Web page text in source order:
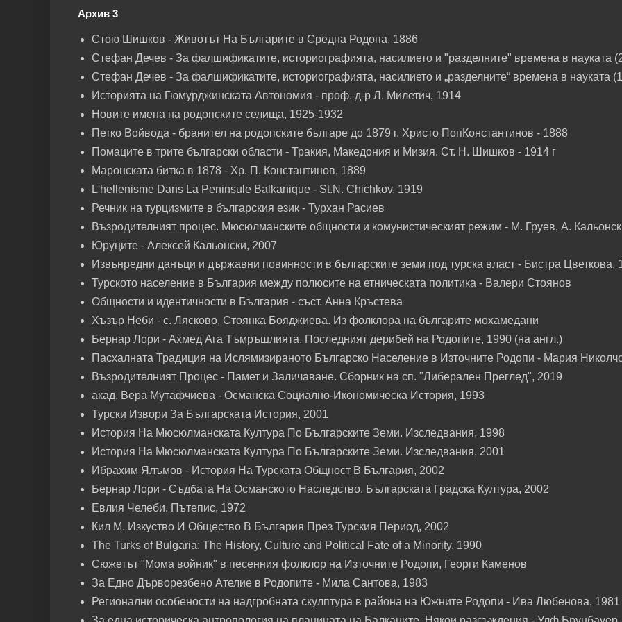
Архив 3
Стою Шишков - Животът На Българите в Средна Родопа, 1886
Стефан Дечев - За фалшификатите, историографията, насилието и "разделните" времена в науката
Стефан Дечев - За фалшификатите, историографията, насилието и „разделните“ времена в науката
Историята на Гюмурджинската Автономия - проф. д-р Л. Милетич, 1914
Новите имена на родопските селища, 1925-1932
Петко Войвода - бранител на родопските българе до 1879 г. Христо ПопКонстантинов - 1888
Помаците в трите български области - Тракия, Македония и Мизия. Ст. Н. Шишков - 1914 г
Маронската битка в 1878 - Хр. П. Константинов, 1889
L'hellenisme Dans La Peninsule Balkanique - St.N. Chichkov, 1919
Речник на турцизмите в българския език - Турхан Расиев
Възродителният процес. Мюсюлманските общности и комунистическият режим - М. Груев, А.
Юруците - Алексей Кальонски, 2007
Извънредни данъци и държавни повинности в българските земи под турска власт - Бистра Цветкова,
Турското население в България между полюсите на етническата политика - Валери Стоянов
Общности и идентичности в България - съст. Анна Кръстева
Хъзър Неби - с. Лясково, Стоянка Бояджиева. Из фолклора на българите мохамедани
Бернар Лори - Ахмед Ага Тъмръшлията. Последният дерибей на Родопите, 1990 (на англ.)
Пасхалната Традиция на Ислямизираното Българско Население в Източните Родопи - Мария
Възродителният Процес - Памет и Заличаване. Сборник на сп. "Либерален Преглед", 2019
акад. Вера Мутафчиева - Османска Социално-Икономическа История, 1993
Турски Извори За Българската История, 2001
История На Мюсюлманската Култура По Българските Земи. Изследвания, 1998
История На Мюсюлманската Култура По Българските Земи. Изследвания, 2001
Ибрахим Ялъмов - История На Турската Общност В България, 2002
Бернар Лори - Съдбата На Османското Наследство. Българската Градска Култура, 2002
Евлия Челеби. Пътепис, 1972
Кил М. Изкуство И Общество В България През Турския Период, 2002
The Turks of Bulgaria: The History, Culture and Political Fate of a Minority, 1990
Сюжетът "Мома войник" в песенния фолклор на Източните Родопи, Георги Каменов
За Едно Дърворезбено Ателие в Родопите - Мила Сантова, 1983
Регионални особености на надгробната скулптура в района на Южните Родопи - Ива Любенова, 1981